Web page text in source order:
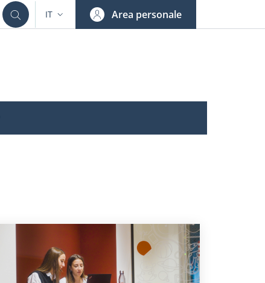
SELETTORE LINGUA: CURRENT LANGUAGE
IT Area personale